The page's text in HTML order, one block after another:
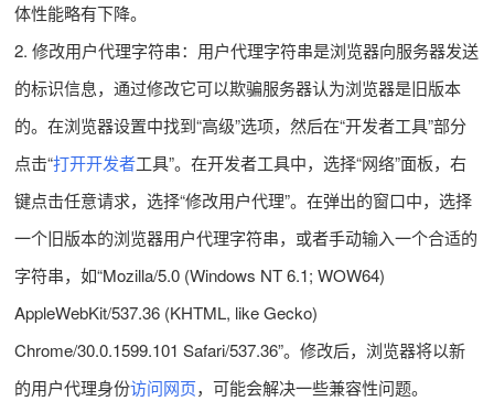
体性能略有下降。
2. 修改用户代理字符串：用户代理字符串是浏览器向服务器发送
的标识信息，通过修改它可以欺骗服务器认为浏览器是旧版本
的。在浏览器设置中找到“高级”选项，然后在“开发者工具”部分
点击“打开开发者工具”。在开发者工具中，选择“网络”面板，右
键点击任意请求，选择“修改用户代理”。在弹出的窗口中，选择
一个旧版本的浏览器用户代理字符串，或者手动输入一个合适的
字符串，如“Mozilla/5.0 (Windows NT 6.1; WOW64)
AppleWebKit/537.36 (KHTML, like Gecko)
Chrome/30.0.1599.101 Safari/537.36”。修改后，浏览器将以新
的用户代理身份访问网页，可能会解决一些兼容性问题。